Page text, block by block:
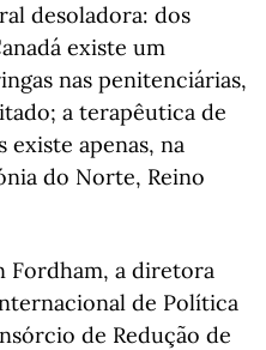
desoladora: dos
existe um
nas penitenciárias,
a terapêutica de
existe apenas, na
do Norte, Reino
Fordham, a diretora
de Política
de Redução de